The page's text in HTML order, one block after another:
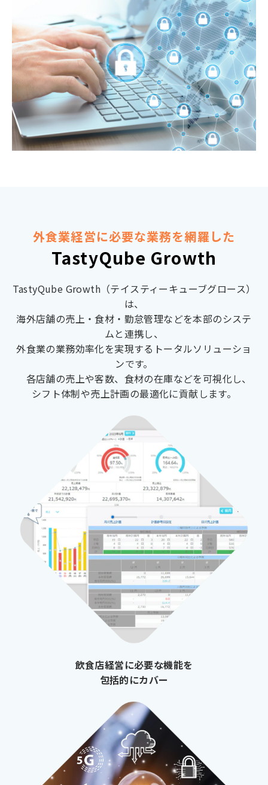
外食業経営に必要な業務を網羅した
TastyQube Growth
TastyQube Growth（テイスティーキューブグロース）
は、
海外店舗の売上・食材・勤怠管理などを本部のシステ
ムと連携し、
外食業の業務効率化を実現するトータルソリューショ
ンです。
各店舗の売上や客数、食材の在庫などを可視化し、
シフト体制や売上計画の最適化に貢献します。
飲食店経営に必要な機能を
包括的にカバー